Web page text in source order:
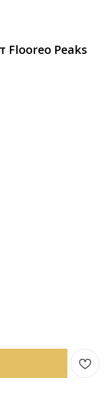
Flooreo Peaks